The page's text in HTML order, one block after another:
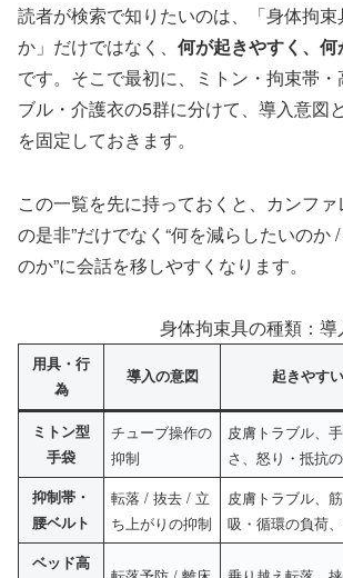
読者が検索で知りたいのは、「身体拘束
か」だけではなく、 何が起きやすく、
です。そこで最初に、ミトン・拘束帯
ブル・介護衣の5群に分けて、導入意図
を固定しておきます。
この一覧を先に持っておくと、カンファ
の是非”だけでなく“何を減らしたいのか
のか”に会話を移しやすくなります。
身体拘束具の種類：
用具・行
為
導入の意図 起きやす
ミトン型
手袋
チューブ操作の
抑制
皮膚トラブル、
さ、怒り・抵抗
抑制帯・
腰ベルト
転落 / 抜去 / 立
ち上がりの抑制
皮膚トラブル、
吸・循環の負荷
ベッド高